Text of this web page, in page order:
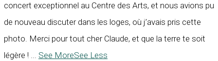
concert exceptionnel au Centre des Arts, et nous avions pu
de nouveau discuter dans les loges, où j’avais pris cette
photo. Merci pour tout cher Claude, et que la terre te soit
légère ! ... See MoreSee Less